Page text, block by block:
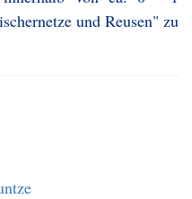
und Reusen" zu